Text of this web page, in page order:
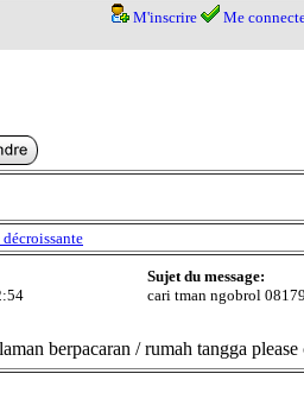
M'inscrire Me
Sujet du message:
cari tman ngobrol
berpacaran / rumah tangga